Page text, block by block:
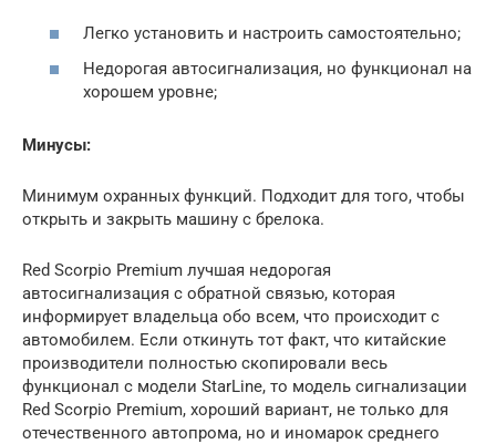
Легко установить и настроить самостоятельно;
Недорогая автосигнализация, но функционал на
хорошем уровне;
Минусы:
Минимум охранных функций. Подходит для того, чтобы
открыть и закрыть машину с брелока.
Red Scorpio Premium лучшая недорогая
автосигнализация с обратной связью, которая
информирует владельца обо всем, что происходит с
автомобилем. Если откинуть тот факт, что китайские
производители полностью скопировали весь
функционал с модели StarLine, то модель сигнализации
Red Scorpio Premium, хороший вариант, не только для
отечественного автопрома, но и иномарок среднего